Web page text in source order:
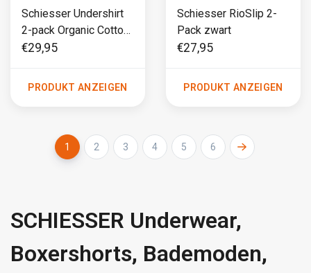
Schiesser Undershirt
2-pack Organic Cotton
wit - 95/5
€29,95
PRODUKT ANZEIGEN
Schiesser RioSlip 2-
Pack zwart
€27,95
PRODUKT ANZEIGEN
1 2 3 4 5 6
SCHIESSER Underwear,
Boxershorts, Bademoden,